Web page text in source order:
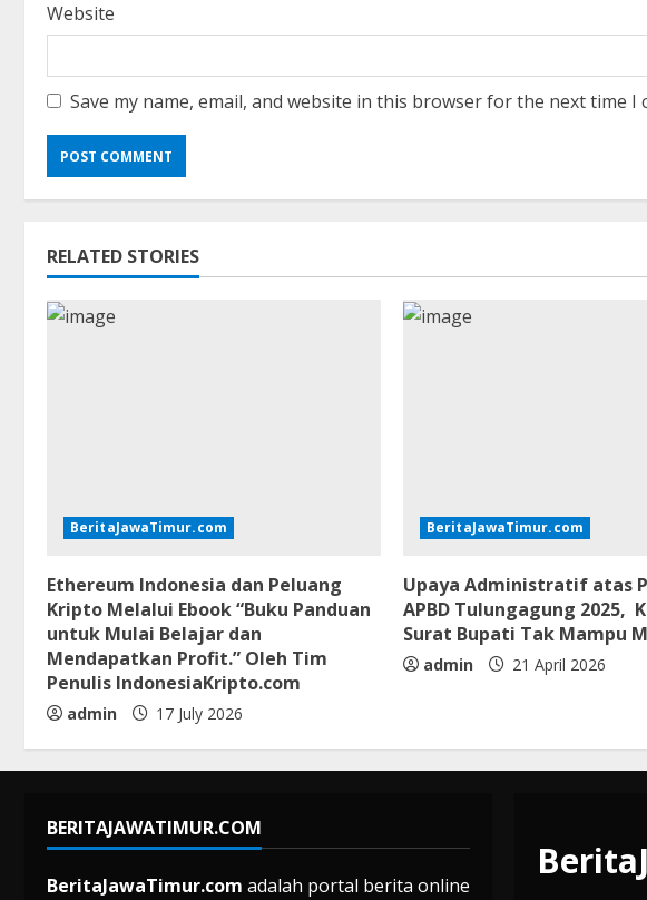
Website
Save my name, email, and website in this browser for the next time I
RELATED STORIES
BeritaJawaTimur.com
Ethereum Indonesia dan Peluang
Kripto Melalui Ebook “Buku Panduan
untuk Mulai Belajar dan
Mendapatkan Profit.” Oleh Tim
Penulis IndonesiaKripto.com
admin 17 July 2026
BeritaJawaTimur.com
Upaya Administratif atas
APBD Tulungagung 2025,
Surat Bupati Tak Mampu
admin 21 April 2026
BERITAJAWATIMUR.COM
BeritaJawaTimur.com adalah portal berita online